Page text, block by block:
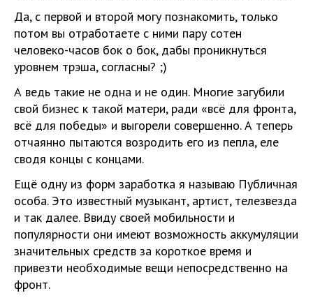
Да, с первой и второй могу познакомить, только
потом вы отработаете с ними пару сотен
человеко-часов бок о бок, дабы проникнуться
уровнем трэша, согласны? ;)
А ведь такие не одна и не один. Многие загубили
свой бизнес к такой матери, ради «всё для фронта,
всё для победы» и выгорели совершенно. А теперь
отчаянно пытаются возродить его из пепла, еле
сводя концы с концами.
Ещё одну из форм заработка я называю Публичная
особа. Это известный музыкант, артист, телезвезда
и так далее. Ввиду своей мобильности и
популярности они имеют возможность аккумуляции
значительных средств за короткое время и
привезти необходимые вещи непосредственно на
фронт.